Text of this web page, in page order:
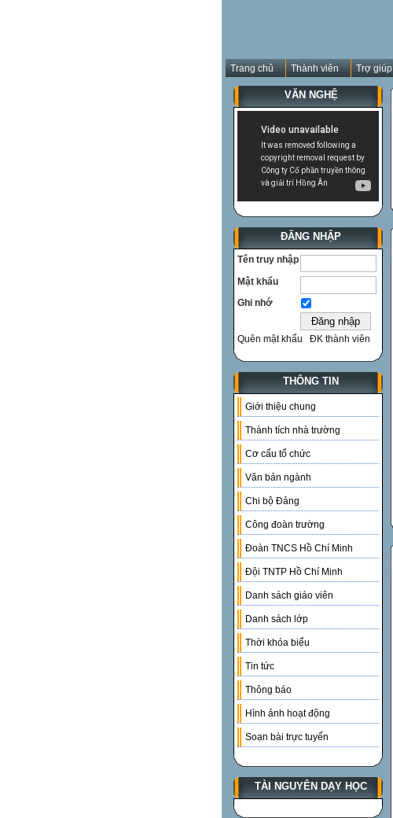
Trang chủ Thành viên Trợ giúp
VĂN NGHỆ
ĐĂNG NHẬP
Tên truy nhập
Mật khẩu
Ghi nhớ
Quên mật khẩu ĐK thành viên
THÔNG TIN
Giới thiệu chung
Thành tích nhà trường
Cơ cấu tổ chức
Văn bản ngành
Chi bộ Đảng
Công đoàn trường
Đoàn TNCS Hồ Chí Minh
Đội TNTP Hồ Chí Minh
Danh sách giáo viên
Danh sách lớp
Thời khóa biểu
Tin tức
Thông báo
Hình ảnh hoạt động
Soạn bài trực tuyến
TÀI NGUYÊN DẠY HỌC